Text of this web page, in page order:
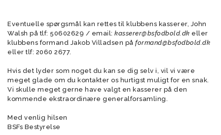
Eventuelle spørgsmål kan rettes til klubbens kasserer, John
Walsh på tlf: 50602629 / email: kasserer@bsfodbold.dk eller
klubbens formand Jakob Villadsen på formand@bsfodbold.dk
eller tlf: 2060 2677.
Hvis det lyder som noget du kan se dig selv i, vil vi være
meget glade om du kontakter os hurtigst muligt for en snak.
Vi skulle meget gerne have valgt en kasserer på den
kommende ekstraordinære generalforsamling.
Med venlig hilsen
BSFs Bestyrelse